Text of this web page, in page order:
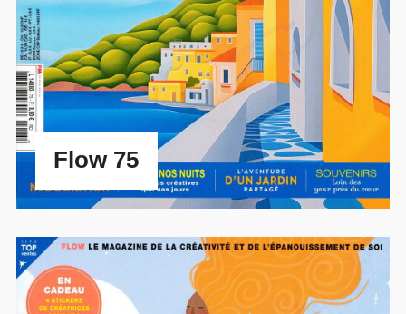
Flow 75